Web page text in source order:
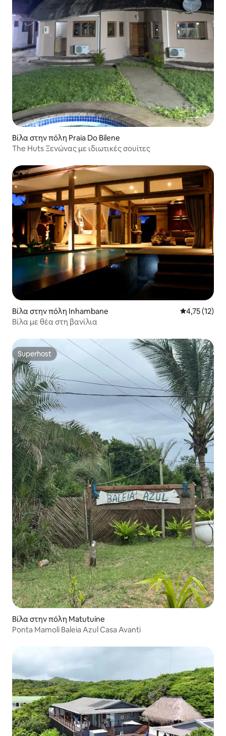
Βίλα στην πόλη Praia Do Bilene
The Huts Ξενώνας με ιδιωτικές σουίτες
Βίλα στην πόλη Inhambane Μέση
4,75 (12)
Βίλα με θέα στη βανίλια
Superhost
Superhost
Βίλα στην πόλη Matutuíne
Ponta Mamoli Baleia Azul Casa Avanti